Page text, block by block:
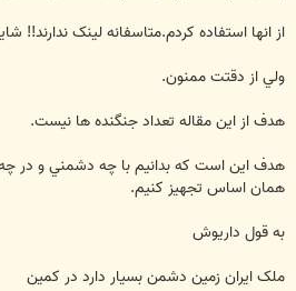
از انها استفاده کردم.متاسفانه لينک ندارند!!
ولي از دقتت ممنون.
هدف از اين مقاله تعداد جنگنده ها نيست.
هدف اين است که بدانيم با چه دشمني و در
همان اساس تجهيز کنيم.
به قول داريوش
ملک ايران زمين دشمن بسيار دارد در کمين